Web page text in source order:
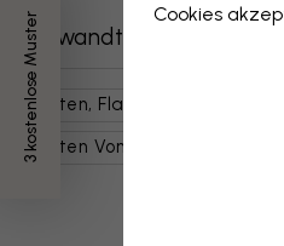
Verwandte Kategorien
Karten, Flaggen, Orte
Karten Von Den USA
3 kostenlose Muster
Cookies